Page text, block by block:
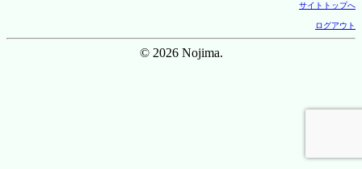
サイトトップへ
ログアウト
© 2026 Nojima.